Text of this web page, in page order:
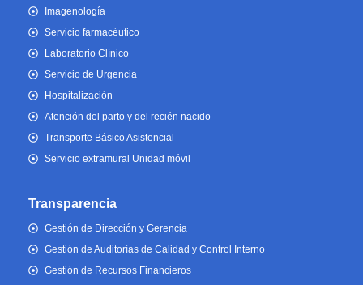
Imagenología
Servicio farmacéutico
Laboratorio Clínico
Servicio de Urgencia
Hospitalización
Atención del parto y del recién nacido
Transporte Básico Asistencial
Servicio extramural Unidad móvil
Transparencia
Gestión de Dirección y Gerencia
Gestión de Auditorías de Calidad y Control Interno
Gestión de Recursos Financieros